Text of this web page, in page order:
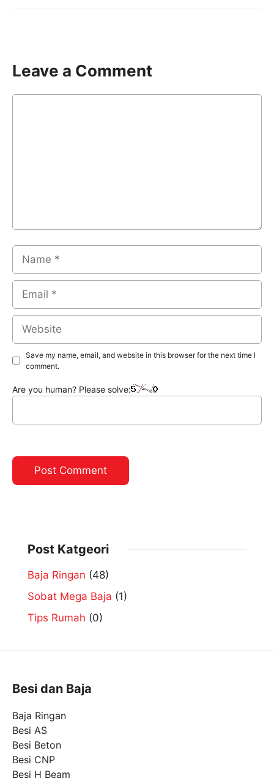
Leave a Comment
Comment
Name
Email
Website
Save my name, email, and website in this browser for the next time I
comment.
Are you human? Please solve:
Post Katgeori
Baja Ringan (48)
Sobat Mega Baja (1)
Tips Rumah (0)
Besi dan Baja
Baja Ringan
Besi AS
Besi Beton
Besi CNP
Besi H Beam